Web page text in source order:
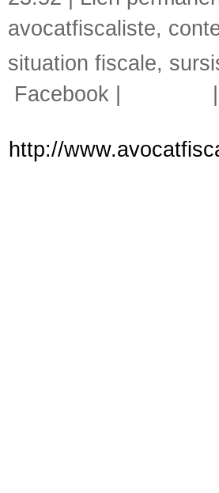
avocatfiscaliste,
situation fiscale,
Facebook
http://